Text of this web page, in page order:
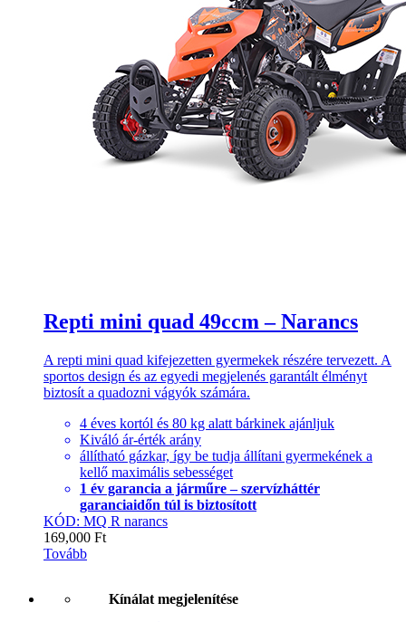
Repti mini quad 49ccm – Narancs
A repti mini quad kifejezetten gyermekek részére tervezett. A
sportos design és az egyedi megjelenés garantált élményt
biztosít a quadozni vágyók számára.
4 éves kortól és 80 kg alatt bárkinek ajánljuk
Kiváló ár-érték arány
állítható gázkar, így be tudja állítani gyermekének a
kellő maximális sebességet
1 év garancia a járműre – szervízháttér
garanciaidőn túl is biztosított
KÓD: MQ R narancs
169,000 Ft
Tovább
Kínálat megjelenítése